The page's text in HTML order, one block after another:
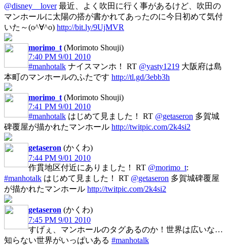
@disney__lover最近、よく吹田に行く事があるけど、吹田の
マンホールに太陽の搭が書かれてあったのに今日初めて気付
いた～(o^∀^o) http://bit.ly/9UjMVR
morimo_t (Morimoto Shouji)
7:40 PM 9/01 2010
#manhotalk ナイスマンホ！ RT @yasty1219 大阪府は島
本町のマンホールのふたです http://tl.gd/3ebb3h
morimo_t (Morimoto Shouji)
7:41 PM 9/01 2010
#manhotalk はじめて見ました！ RT @getaseron 多賀城
碑覆屋が描かれたマンホール http://twitpic.com/2k4si2
getaseron (かくわ)
7:44 PM 9/01 2010
作貫地区付近にありました！ RT @morimo_t:
#manhotalk はじめて見ました！ RT @getaseron 多賀城碑覆屋
が描かれたマンホール http://twitpic.com/2k4si2
getaseron (かくわ)
7:45 PM 9/01 2010
すげぇ、マンホールのタグあるのか！世界は広いな…
知らない世界がいっぱいある #manhotalk